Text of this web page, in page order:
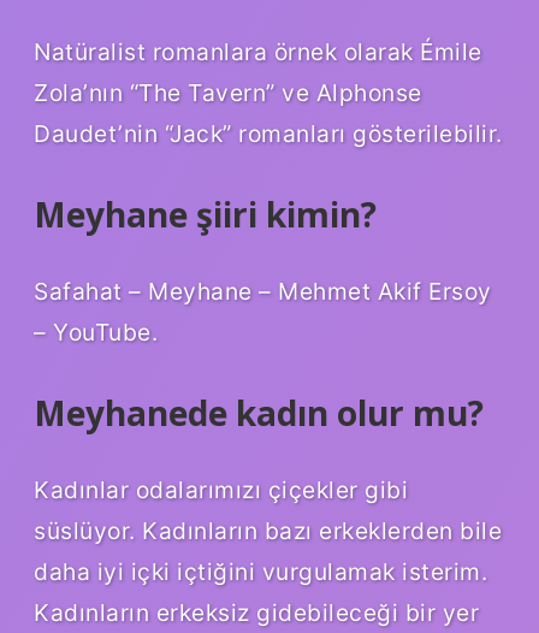
Natüralist romanlara örnek olarak Émile
Zola’nın “The Tavern” ve Alphonse
Daudet’nin “Jack” romanları gösterilebilir.
Meyhane şiiri kimin?
Safahat – Meyhane – Mehmet Akif Ersoy
– YouTube.
Meyhanede kadın olur mu?
Kadınlar odalarımızı çiçekler gibi
süslüyor. Kadınların bazı erkeklerden bile
daha iyi içki içtiğini vurgulamak isterim.
Kadınların erkeksiz gidebileceği bir yer